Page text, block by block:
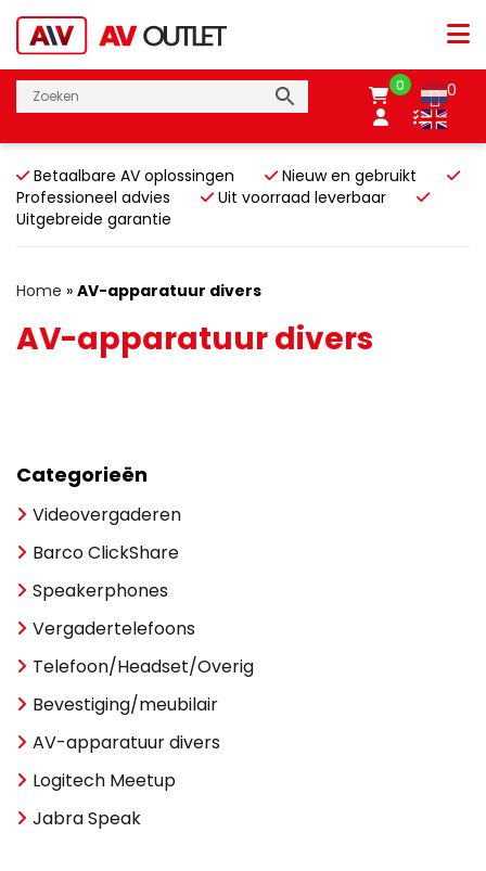
0
0
Betaalbare AV oplossingen
Nieuw en gebruikt
Professioneel advies
Uit voorraad leverbaar
Uitgebreide garantie
Home » AV-apparatuur divers
AV-apparatuur divers
Categorieën
Videovergaderen
Barco ClickShare
Speakerphones
Vergadertelefoons
Telefoon/Headset/Overig
Bevestiging/meubilair
AV-apparatuur divers
Logitech Meetup
Jabra Speak